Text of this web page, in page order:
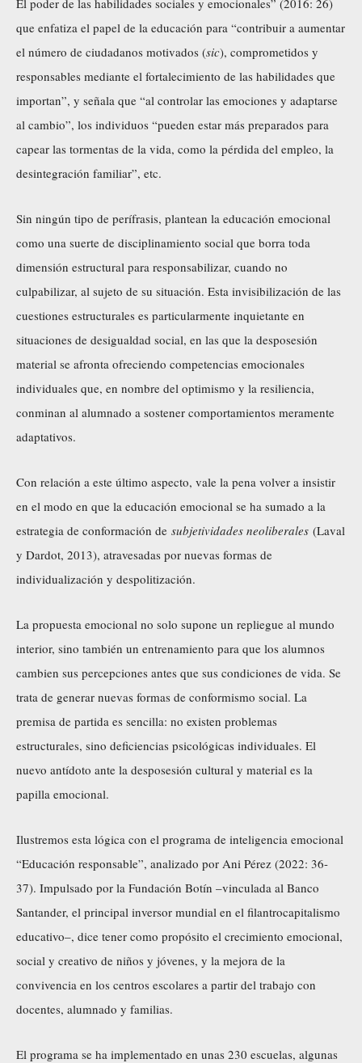
que enfatiza el papel de la educación para “contribuir a aumentar
el número de ciudadanos motivados (sic), comprometidos y
responsables mediante el fortalecimiento de las habilidades que
importan”, y señala que “al controlar las emociones y adaptarse
al cambio”, los individuos “pueden estar más preparados para
capear las tormentas de la vida, como la pérdida del empleo, la
desintegración familiar”, etc.
Sin ningún tipo de perífrasis, plantean la educación emocional
como una suerte de disciplinamiento social que borra toda
dimensión estructural para responsabilizar, cuando no
culpabilizar, al sujeto de su situación. Esta invisibilización de las
cuestiones estructurales es particularmente inquietante en
situaciones de desigualdad social, en las que la desposesión
material se afronta ofreciendo competencias emocionales
individuales que, en nombre del optimismo y la resiliencia,
conminan al alumnado a sostener comportamientos meramente
adaptativos.
Con relación a este último aspecto, vale la pena volver a insistir
en el modo en que la educación emocional se ha sumado a la
estrategia de conformación de subjetividades neoliberales (Laval
y Dardot, 2013), atravesadas por nuevas formas de
individualización y despolitización.
La propuesta emocional no solo supone un repliegue al mundo
interior, sino también un entrenamiento para que los alumnos
cambien sus percepciones antes que sus condiciones de vida. Se
trata de generar nuevas formas de conformismo social. La
premisa de partida es sencilla: no existen problemas
estructurales, sino deficiencias psicológicas individuales. El
nuevo antídoto ante la desposesión cultural y material es la
papilla emocional.
Ilustremos esta lógica con el programa de inteligencia emocional
“Educación responsable”, analizado por Ani Pérez (2022: 36-
37). Impulsado por la Fundación Botín –vinculada al Banco
Santander, el principal inversor mundial en el filantrocapitalismo
educativo–, dice tener como propósito el crecimiento emocional,
social y creativo de niños y jóvenes, y la mejora de la
convivencia en los centros escolares a partir del trabajo con
docentes, alumnado y familias.
El programa se ha implementado en unas 230 escuelas, algunas